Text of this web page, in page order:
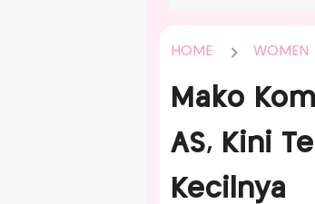
HOME WOMEN
Mako
AS, Kini
Kecilnya